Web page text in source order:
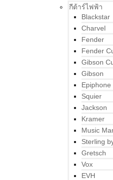
กีต้าร์ไฟฟ้า
Blackstar
Charvel
Fender
Fender
Gibson
Gibson
Epiphone
Squier
Jackson
Kramer
Music
Sterling
Gretsch
Vox
EVH